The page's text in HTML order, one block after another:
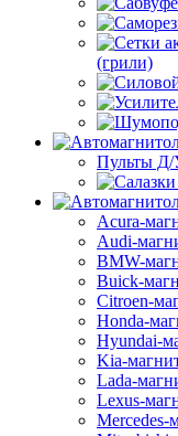
(грили)
Пульты Д/
Acura-
Audi-
BMW-
Buick-
Citroen-
Honda-
Hyundai-
Kia-
Lada-
Lexus-
Mercedes-